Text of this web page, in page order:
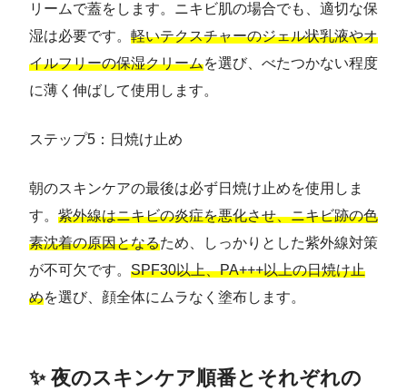
リームで蓋をします。ニキビ肌の場合でも、適切な保
湿は必要です。 軽いテクスチャーのジェル状乳液やオ
イルフリーの保湿クリームを選び、べたつかない程度
に薄く伸ばして使用します。
ステップ5：日焼け止め
朝のスキンケアの最後は必ず日焼け止めを使用しま
す。 紫外線はニキビの炎症を悪化させ、ニキビ跡の色
素沈着の原因となるため、しっかりとした紫外線対策
が不可欠です。 SPF30以上、PA+++以上の日焼け止
めを選び、顔全体にムラなく塗布します。
✨ 夜のスキンケア順番とそれぞれの